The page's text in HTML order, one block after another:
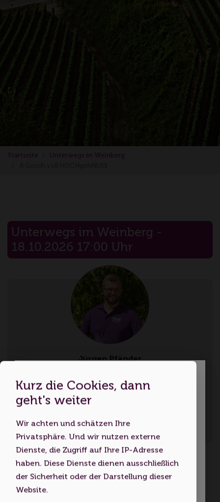
Startseite
Unterwegs im Weinberg
Unterwegs im Weinberg -
18.10.2026 17:00 Uhr
Jürgen Pfänder
Sprachen: Deutsch
Kontakt aufnehmen
A Gosch voll HOCHgehNUSS
ALBgehNUSS Region Neckar/Alb
Dies ist eine Webseite für
Erwachsene
Indem Sie diese Website nutzen,
bestätigen Sie, dass Sie mindestens 18
Jahre alt sind bzw. das
Volljährigkeitsalter erreicht haben.
Kurz die Cookies, dann
geht's weiter
Wir achten und schätzen Ihre
Privatsphäre. Und wir nutzen externe
Dienste, die Zugriff auf Ihre IP-Adresse
haben. Diese Dienste dienen ausschließlich
der Sicherheit oder der Darstellung dieser
Website.